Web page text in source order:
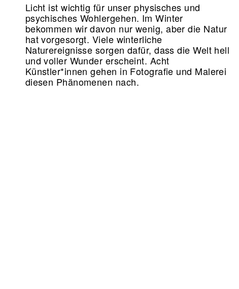
Licht ist wichtig für unser physisches und
psychisches Wohlergehen. Im Winter
bekommen wir davon nur wenig, aber die Natur
hat vorgesorgt. Viele winterliche
Naturereignisse sorgen dafür, dass die Welt hell
und voller Wunder erscheint. Acht
Künstler*innen gehen in Fotografie und Malerei
diesen Phänomenen nach.